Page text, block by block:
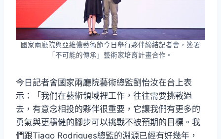
國家兩廳院與亞維儂藝術節今日舉行夥伴締結記者會，簽署
「不可能的傳承」藝術家培育計畫合作。
今日記者會國家兩廳院藝術總監劉怡汝在台上表
示：「我們在藝術領域裡工作，往往需要挑戰過
去，有意念相投的夥伴很重要，它讓我們有更多的
勇氣與更穩健的腳步可以挑戰不被預期的目標。我
們跟Tiago Rodrigues總監的淵源已經有好幾年，